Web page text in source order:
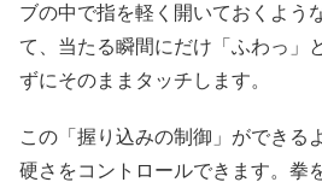
ブの中で指を軽く開いておくよう
て、当たる瞬間にだけ「ふわっ」
ずにそのままタッチします。
この「握り込みの制御」ができる
硬さをコントロールできます。拳